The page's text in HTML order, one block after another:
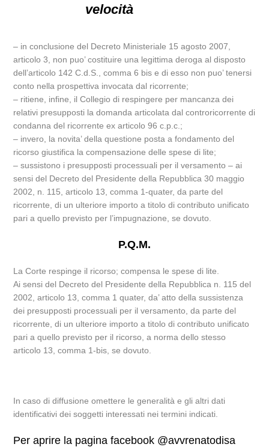
velocità
– in conclusione del Decreto Ministeriale 15 agosto 2007,
articolo 3, non puo’ costituire una legittima deroga al disposto
dell’articolo 142 C.d.S., comma 6 bis e di esso non puo’ tenersi
conto nella prospettiva invocata dal ricorrente;
– ritiene, infine, il Collegio di respingere per mancanza dei
relativi presupposti la domanda articolata dal controricorrente di
condanna del ricorrente ex articolo 96 c.p.c.;
– invero, la novita’ della questione posta a fondamento del
ricorso giustifica la compensazione delle spese di lite;
– sussistono i presupposti processuali per il versamento – ai
sensi del Decreto del Presidente della Repubblica 30 maggio
2002, n. 115, articolo 13, comma 1-quater, da parte del
ricorrente, di un ulteriore importo a titolo di contributo unificato
pari a quello previsto per l’impugnazione, se dovuto.
P.Q.M.
La Corte respinge il ricorso; compensa le spese di lite.
Ai sensi del Decreto del Presidente della Repubblica n. 115 del
2002, articolo 13, comma 1 quater, da’ atto della sussistenza
dei presupposti processuali per il versamento, da parte del
ricorrente, di un ulteriore importo a titolo di contributo unificato
pari a quello previsto per il ricorso, a norma dello stesso
articolo 13, comma 1-bis, se dovuto.
In caso di diffusione omettere le generalità e gli altri dati
identificativi dei soggetti interessati nei termini indicati.
Per aprire la pagina facebook @avvrenatodisa